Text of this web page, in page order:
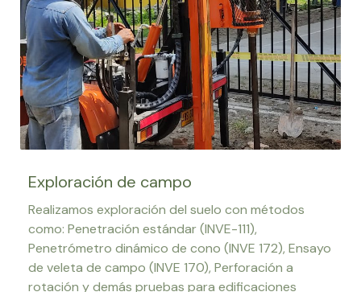
Exploración de campo
Realizamos exploración del suelo con métodos
como: Penetración estándar (INVE-111),
Penetrómetro dinámico de cono (INVE 172), Ensayo
de veleta de campo (INVE 170), Perforación a
rotación y demás pruebas para edificaciones